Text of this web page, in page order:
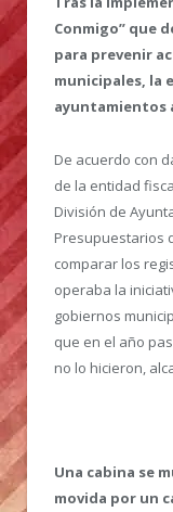
Conmigo” que
para prevenir
municipales, la
ayuntamientos
De acuerdo con
de la entidad
División de
Presupuestarios
comparar los
operaba la
gobiernos
que en el año
no lo hicieron,
Una cabina se
movida por un